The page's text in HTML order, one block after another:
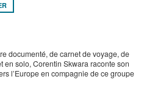
documenté, de carnet de voyage, de
en solo, Corentin Skwara raconte son
l’Europe en compagnie de ce groupe